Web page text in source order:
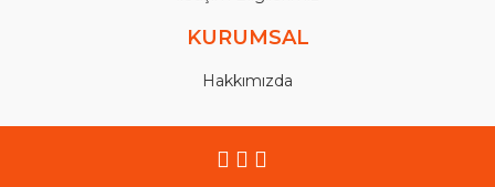
KURUMSAL
Hakkımızda